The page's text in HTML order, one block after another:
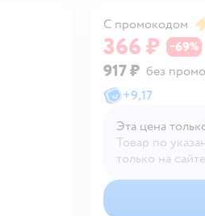
С промокодом
366 ₽ −69%
917 ₽ без
+9,17
Эта цена
Товар по
только на сайте